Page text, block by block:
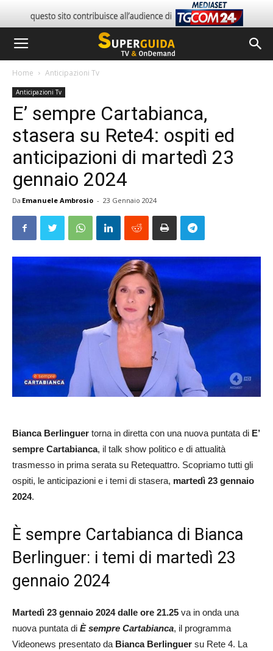
Home Anticipazioni Tv
Anticipazioni Tv
E’ sempre Cartabianca,
stasera su Rete4: ospiti ed
anticipazioni di martedì 23
gennaio 2024
Da Emanuele Ambrosio - 23 Gennaio 2024
Bianca Berlinguer torna in diretta con una nuova puntata di E’
sempre Cartabianca, il talk show politico e di attualità
trasmesso in prima serata su Retequattro. Scopriamo tutti gli
ospiti, le anticipazioni e i temi di stasera, martedì 23 gennaio
2024.
È sempre Cartabianca di Bianca
Berlinguer: i temi di martedì 23
gennaio 2024
Martedì 23 gennaio 2024 dalle ore 21.25 va in onda una
nuova puntata di È sempre Cartabianca, il programma
Videonews presentato da Bianca Berlinguer su Rete 4. La